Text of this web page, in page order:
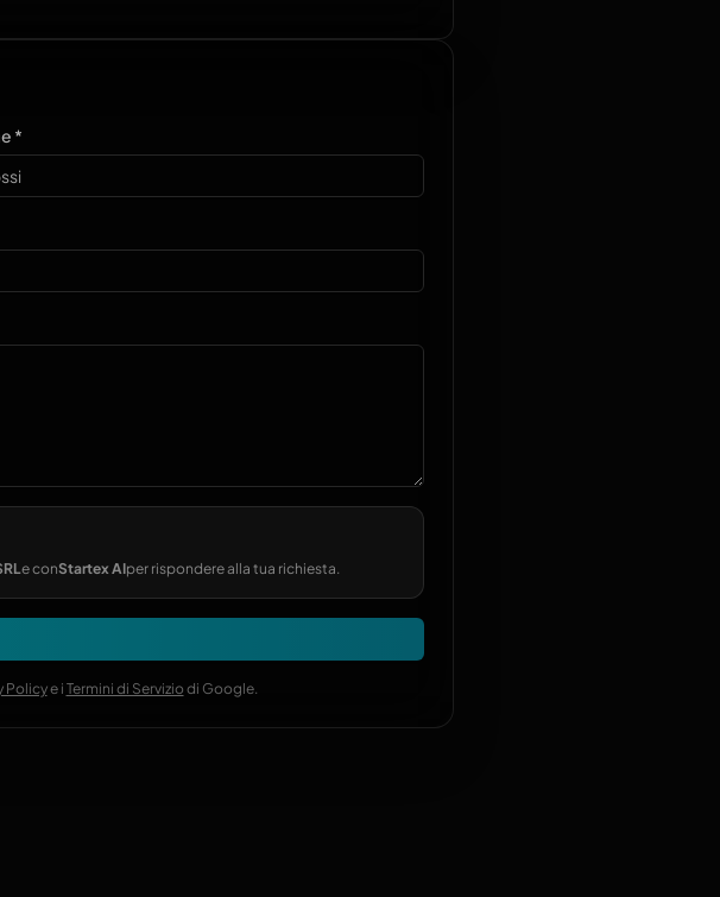
*
e conStartex AIper rispondere alla tua richiesta.
Policye i Termini di Servizio di Google.